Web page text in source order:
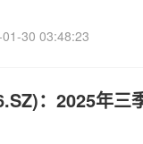
30 03:48:23
：2025年三